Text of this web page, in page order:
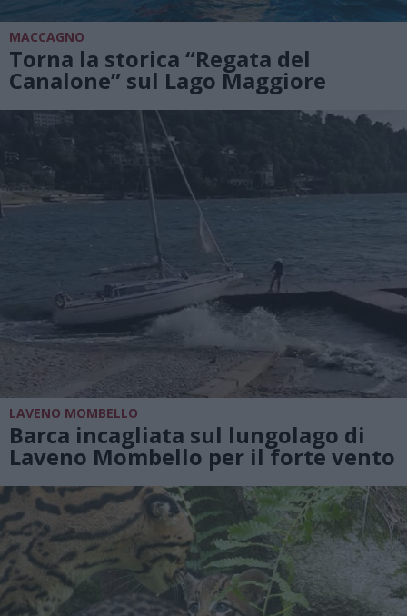
MACCAGNO
Torna la storica “Regata del
Canalone” sul Lago Maggiore
LAVENO MOMBELLO
Barca incagliata sul lungolago di
Laveno Mombello per il forte vento